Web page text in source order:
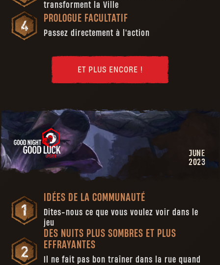
transforment la Ville
PROLOGUE FACULTATIF
Passez directement à l'action
ET PLUS ENCORE !
JUNE
2023
IDÉES DE LA COMMUNAUTÉ
Dites-nous ce que vous voulez voir dans le
jeu
DES NUITS PLUS SOMBRES ET PLUS
EFFRAYANTES
Il ne fait pas bon traîner dans la rue quand